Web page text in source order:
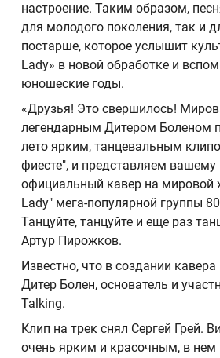
настроение. Таким образом,
для молодого поколения, так и
постарше, которое услышит
Lady» в новой обработке и
юношеские годы.
«Друзья! Это свершилось!
легендарным Дитером Боленом
лето ярким, танцевальным
фиесте", и представляем
официальный кавер на мировой
Lady" мега-популярной группы
Танцуйте, танцуйте и еще раз
Артур Пирожков.
Известно, что в создании
Дитер Болен, основатель и
Talking.
Клип на трек снял Сергей Грей.
очень ярким и красочным, в нем